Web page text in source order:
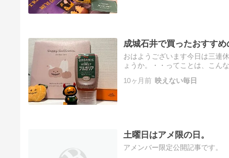
成城石井で買ったおすすめ
おはようございます今日は三連
ょうか。・・ってことは、こん
10ヶ月前 映えない毎日
土曜日はアメ限の日。
アメンバー限定公開記事です。